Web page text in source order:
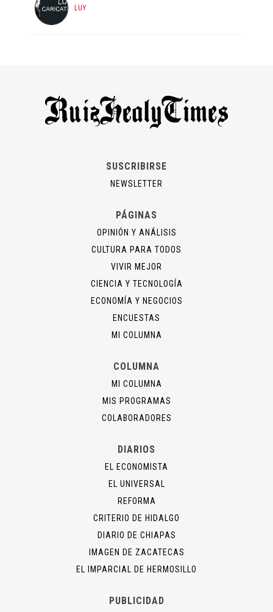
LUY
SUSCRIBIRSE
NEWSLETTER
PÁGINAS
OPINIÓN Y ANÁLISIS
CULTURA PARA TODOS
VIVIR MEJOR
CIENCIA Y TECNOLOGÍA
ECONOMÍA Y NEGOCIOS
ENCUESTAS
MI COLUMNA
COLUMNA
MI COLUMNA
MIS PROGRAMAS
COLABORADORES
DIARIOS
EL ECONOMISTA
EL UNIVERSAL
REFORMA
CRITERIO DE HIDALGO
DIARIO DE CHIAPAS
IMAGEN DE ZACATECAS
EL IMPARCIAL DE HERMOSILLO
PUBLICIDAD